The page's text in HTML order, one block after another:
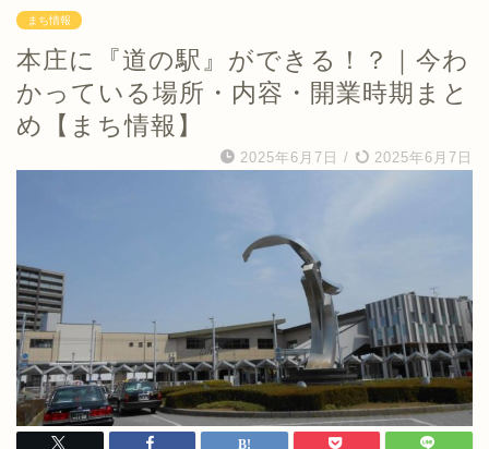
まち情報
本庄に『道の駅』ができる！？｜今わ
かっている場所・内容・開業時期まと
め【まち情報】
2025年6月7日 / 2025年6月7日